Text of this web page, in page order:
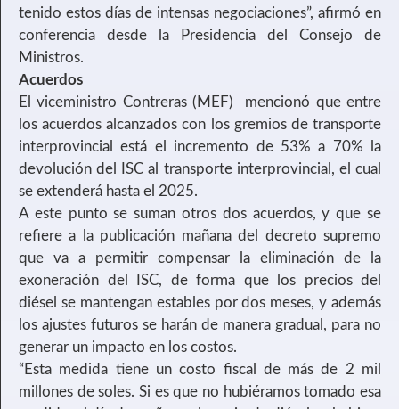
tenido estos días de intensas negociaciones”, afirmó en
conferencia desde la Presidencia del Consejo de
Ministros.
Acuerdos
El viceministro Contreras (MEF) mencionó que entre
los acuerdos alcanzados con los gremios de transporte
interprovincial está el incremento de 53% a 70% la
devolución del ISC al transporte interprovincial, el cual
se extenderá hasta el 2025.
A este punto se suman otros dos acuerdos, y que se
refiere a la publicación mañana del decreto supremo
que va a permitir compensar la eliminación de la
exoneración del ISC, de forma que los precios del
diésel se mantengan estables por dos meses, y además
los ajustes futuros se harán de manera gradual, para no
generar un impacto en los costos.
“Esta medida tiene un costo fiscal de más de 2 mil
millones de soles. Si es que no hubiéramos tomado esa